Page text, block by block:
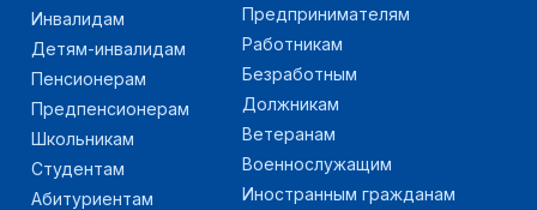
Инвалидам
Детям-инвалидам
Пенсионерам
Предпенсионерам
Школьникам
Студентам
Абитуриентам
Предпринимателям
Работникам
Безработным
Должникам
Ветеранам
Военнослужащим
Иностранным гражданам